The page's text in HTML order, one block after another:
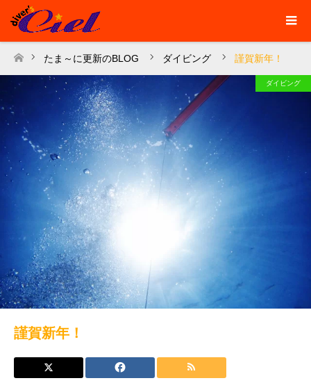
ホーム
たま～に更新のBLOG ダイビング 謹賀新年！
ダイビング
謹賀新年！